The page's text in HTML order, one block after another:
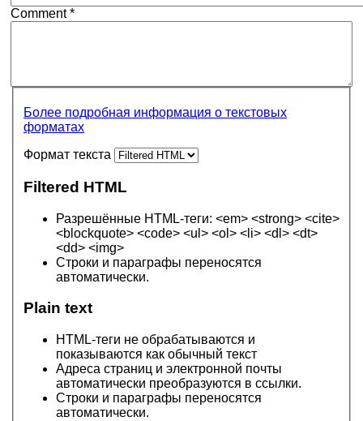
Comment*
Более подробная информация о текстовых
форматах
Формат текста
Filtered HTML
Разрешённые HTML-теги: <em> <strong> <cite>
<blockquote> <code> <ul> <ol> <li> <dl> <dt>
<dd> <img>
Строки и параграфы переносятся
автоматически.
Plain text
HTML-теги не обрабатываются и
показываются как обычный текст
Адреса страниц и электронной почты
автоматически преобразуются в ссылки.
Строки и параграфы переносятся
автоматически.